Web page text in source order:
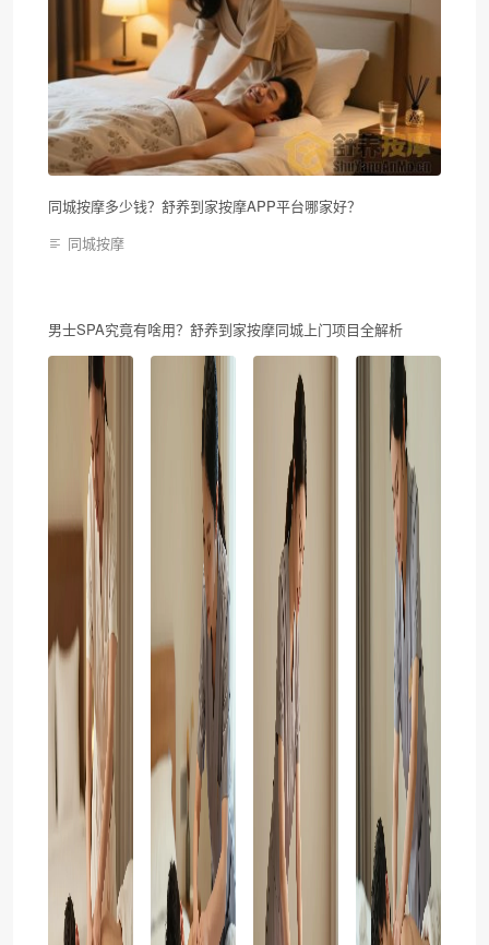
同城按摩多少钱？舒养到家按摩APP平台哪家好？
同城按摩
男士SPA究竟有啥用？舒养到家按摩同城上门项目全解析